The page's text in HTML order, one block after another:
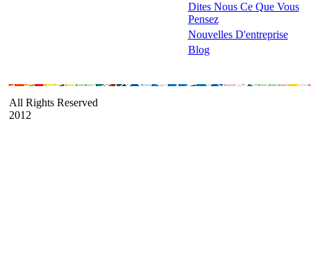
Dites Nous Ce Que Vous
Pensez
Nouvelles D'entreprise
Blog
All Rights Reserved
2012